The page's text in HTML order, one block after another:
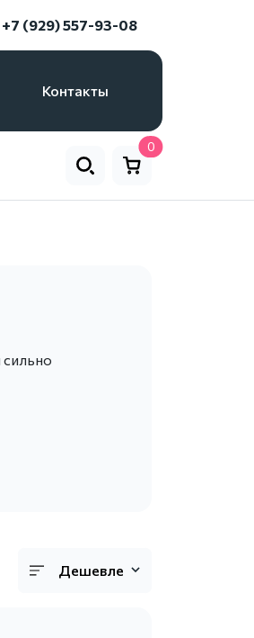
+7 (929) 557-93-08
Контакты
0
сильно
Дешевле